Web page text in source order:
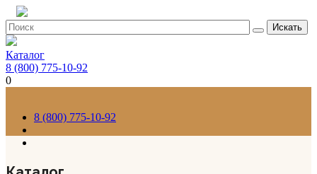
Искать
Каталог
8 (800) 775-10-92
0
8 (800) 775-10-92